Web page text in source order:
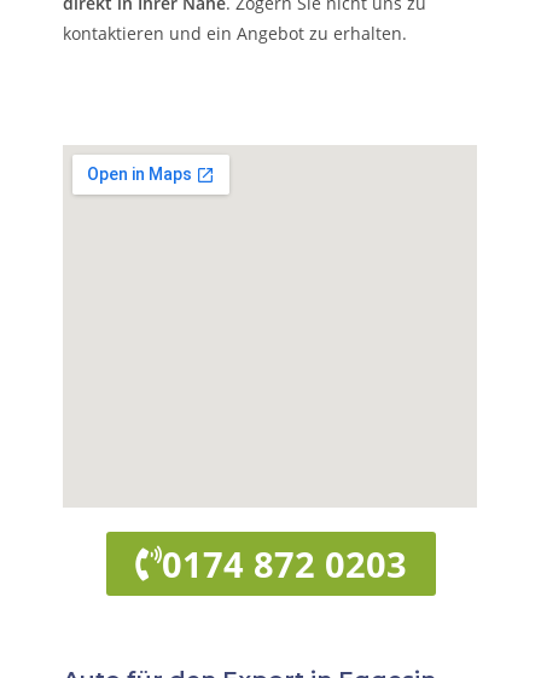
kontaktieren und ein Angebot zu erhalten.
0174 872 0203